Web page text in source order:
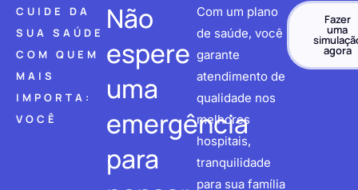
CUIDE DA
SUA SAÚDE
COM QUEM
MAIS
IMPORTA:
VOCÊ
Não
espere
uma
emergência
para
Com um plano
de saúde, você
garante
atendimento de
qualidade nos
melhores
hospitais,
tranquilidade
para sua família
Fazer
uma
agora